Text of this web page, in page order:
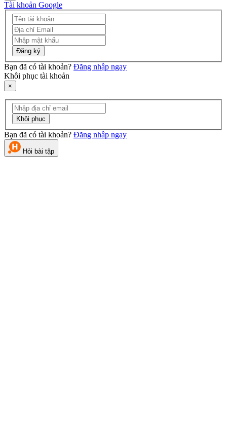
Tài khoản Google
Đăng ký
Bạn đã có tài khoản? Đăng nhập ngay
Khôi phục tài khoản
×
Khôi phục
Bạn đã có tài khoản? Đăng nhập ngay
Hỏi bài tập